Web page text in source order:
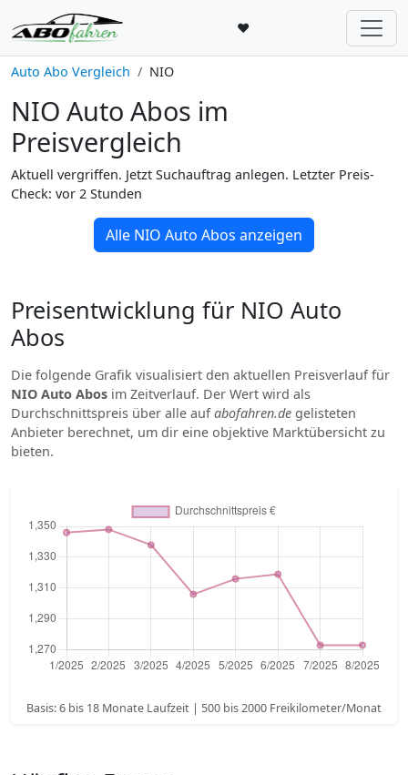
♥
Auto Abo Vergleich NIO
NIO Auto Abos im
Preisvergleich
Aktuell vergriffen. Jetzt Suchauftrag anlegen. Letzter Preis-
Check: vor 2 Stunden
Alle NIO Auto Abos anzeigen
Preisentwicklung für NIO Auto
Abos
Die folgende Grafik visualisiert den aktuellen Preisverlauf für
NIO Auto Abos im Zeitverlauf. Der Wert wird als
Durchschnittspreis über alle aufabofahren.de gelisteten
Anbieter berechnet, um dir eine objektive Marktübersicht zu
bieten.
Basis: 6 bis 18 Monate Laufzeit | 500 bis 2000 Freikilometer/Monat